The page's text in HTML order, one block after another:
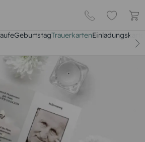
GeburtstagTrauerkarten